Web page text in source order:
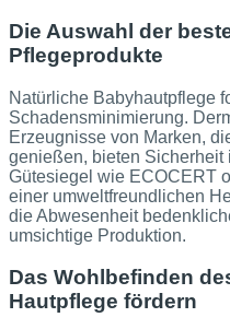
Die Auswahl der
Pflegeprodukte
Natürliche Babyhautpflege
Schadensminimierung.
Erzeugnisse von Marken,
genießen, bieten Sicherheit
Gütesiegel wie ECOCERT
einer umweltfreundlichen
die Abwesenheit
umsichtige Produktion.
Das Wohlbefinden
Hautpflege fördern